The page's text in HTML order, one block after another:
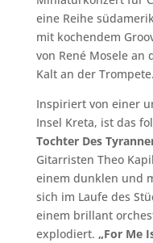
eine Reihe
mit kochendem
von René Mosele an
Kalt an der Trompete.
Inspiriert von einer
Insel Kreta, ist das
Tochter Des
Gitarristen Theo
einem dunklen und
sich im Laufe des
einem brillant
explodiert. „For Me